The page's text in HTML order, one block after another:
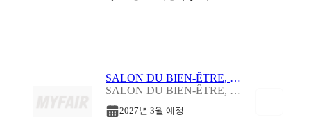
SALON DU BIEN-ÊTRE, BIO & THÉRAPIES - CANNES 2027
SALON DU BIEN-ÊTRE, BIO & THÉRAPIES - CANNES 2027
2027년 3월 예정